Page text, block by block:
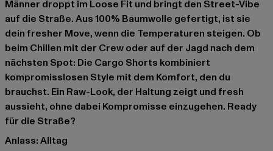
Männer droppt im Loose Fit und bringt den Street-Vibe
auf die Straße. Aus 100% Baumwolle gefertigt, ist sie
dein fresher Move, wenn die Temperaturen steigen. Ob
beim Chillen mit der Crew oder auf der Jagd nach dem
nächsten Spot: Die Cargo Shorts kombiniert
kompromisslosen Style mit dem Komfort, den du
brauchst. Ein Raw-Look, der Haltung zeigt und fresh
aussieht, ohne dabei Kompromisse einzugehen. Ready
für die Straße?
Anlass: Alltag